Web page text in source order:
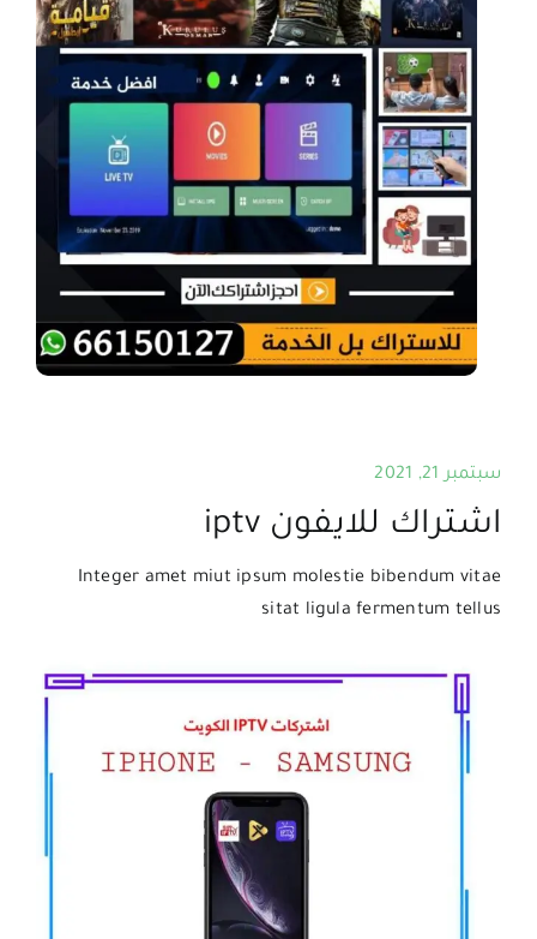
سبتمبر 21, 2021
اشتراك للايفون iptv
Integer amet miut ipsum molestie bibendum vitae
sitat ligula fermentum tellus